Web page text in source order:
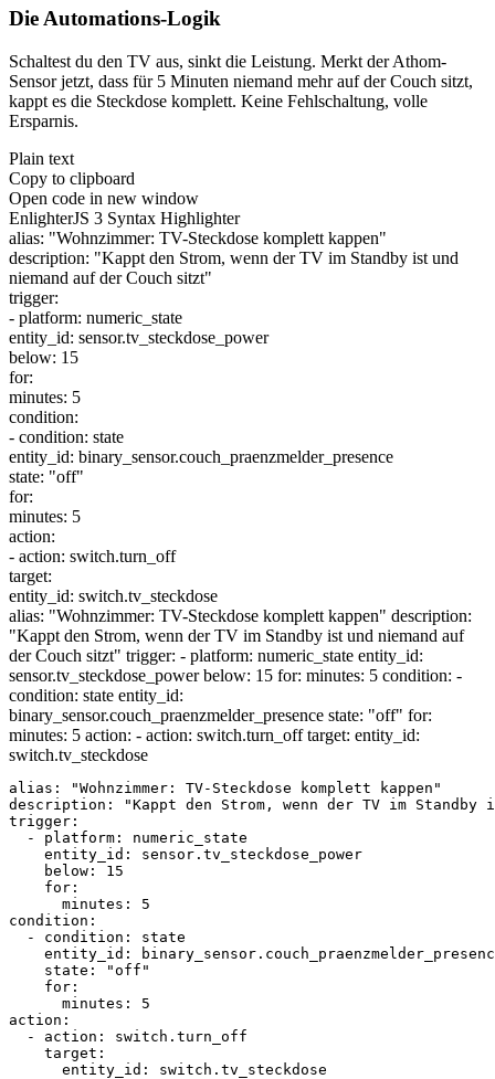
Die Automations-Logik
Schaltest du den TV aus, sinkt die Leistung. Merkt der Athom-
Sensor jetzt, dass für 5 Minuten niemand mehr auf der Couch sitzt,
kappt es die Steckdose komplett. Keine Fehlschaltung, volle
Ersparnis.
Plain text
Copy to clipboard
Open code in new window
EnlighterJS 3 Syntax Highlighter
alias: "Wohnzimmer: TV-Steckdose komplett kappen"
description: "Kappt den Strom, wenn der TV im Standby ist und
niemand auf der Couch sitzt"
trigger:
- platform: numeric_state
entity_id: sensor.tv_steckdose_power
below: 15
for:
minutes: 5
condition:
- condition: state
entity_id: binary_sensor.couch_praenzmelder_presence
state: "off"
for:
minutes: 5
action:
- action: switch.turn_off
target:
entity_id: switch.tv_steckdose
alias: "Wohnzimmer: TV-Steckdose komplett kappen" description:
"Kappt den Strom, wenn der TV im Standby ist und niemand auf
der Couch sitzt" trigger: - platform: numeric_state entity_id:
sensor.tv_steckdose_power below: 15 for: minutes: 5 condition: -
condition: state entity_id:
binary_sensor.couch_praenzmelder_presence state: "off" for:
minutes: 5 action: - action: switch.turn_off target: entity_id:
switch.tv_steckdose
alias: "Wohnzimmer: TV-Steckdose komplett kappen"
description: "Kappt den Strom, wenn der TV im
trigger:
  - platform: numeric_state
    entity_id: sensor.tv_steckdose_power
    below: 15
    for:
      minutes: 5
condition:
  - condition: state
entity_id:
    state: "off"
    for:
      minutes: 5
action:
  - action: switch.turn_off
    target:
      entity_id: switch.tv_steckdose